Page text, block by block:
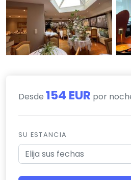
Desde 154 EUR por
SU ESTANCIA